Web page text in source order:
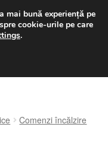
229 6816
Comenzi încălzire
mai bună experiență pe
cookie-urile pe care
.